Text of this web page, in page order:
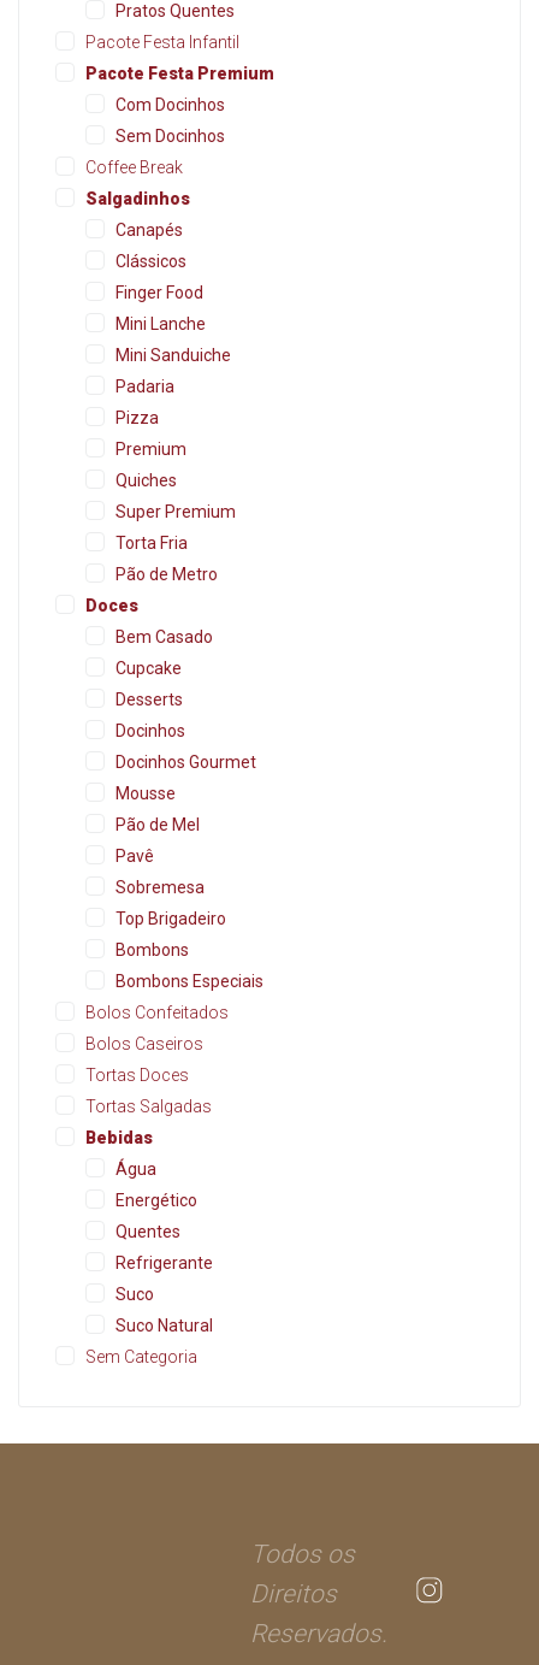
Pratos Quentes
Pacote Festa Infantil
Pacote Festa Premium
Com Docinhos
Sem Docinhos
Coffee Break
Salgadinhos
Canapés
Clássicos
Finger Food
Mini Lanche
Mini Sanduiche
Padaria
Pizza
Premium
Quiches
Super Premium
Torta Fria
Pão de Metro
Doces
Bem Casado
Cupcake
Desserts
Docinhos
Docinhos Gourmet
Mousse
Pão de Mel
Pavê
Sobremesa
Top Brigadeiro
Bombons
Bombons Especiais
Bolos Confeitados
Bolos Caseiros
Tortas Doces
Tortas Salgadas
Bebidas
Água
Energético
Quentes
Refrigerante
Suco
Suco Natural
Sem Categoria
Todos os
Direitos
Reservados.